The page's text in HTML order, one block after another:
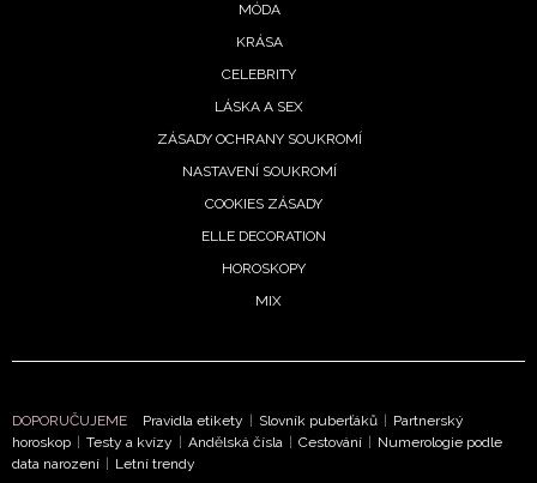
NEWSLETTER
MÓDA
KRÁSA
CELEBRITY
LÁSKA A SEX
ZÁSADY OCHRANY SOUKROMÍ
NASTAVENÍ SOUKROMÍ
COOKIES ZÁSADY
ELLE DECORATION
HOROSKOPY
MIX
DOPORUČUJEME Pravidla etikety Slovník puberťáků
Partnerský
horoskop
Testy a kvízy Andělská čísla Cestování
Numerologie podle
data narození
Letní trendy